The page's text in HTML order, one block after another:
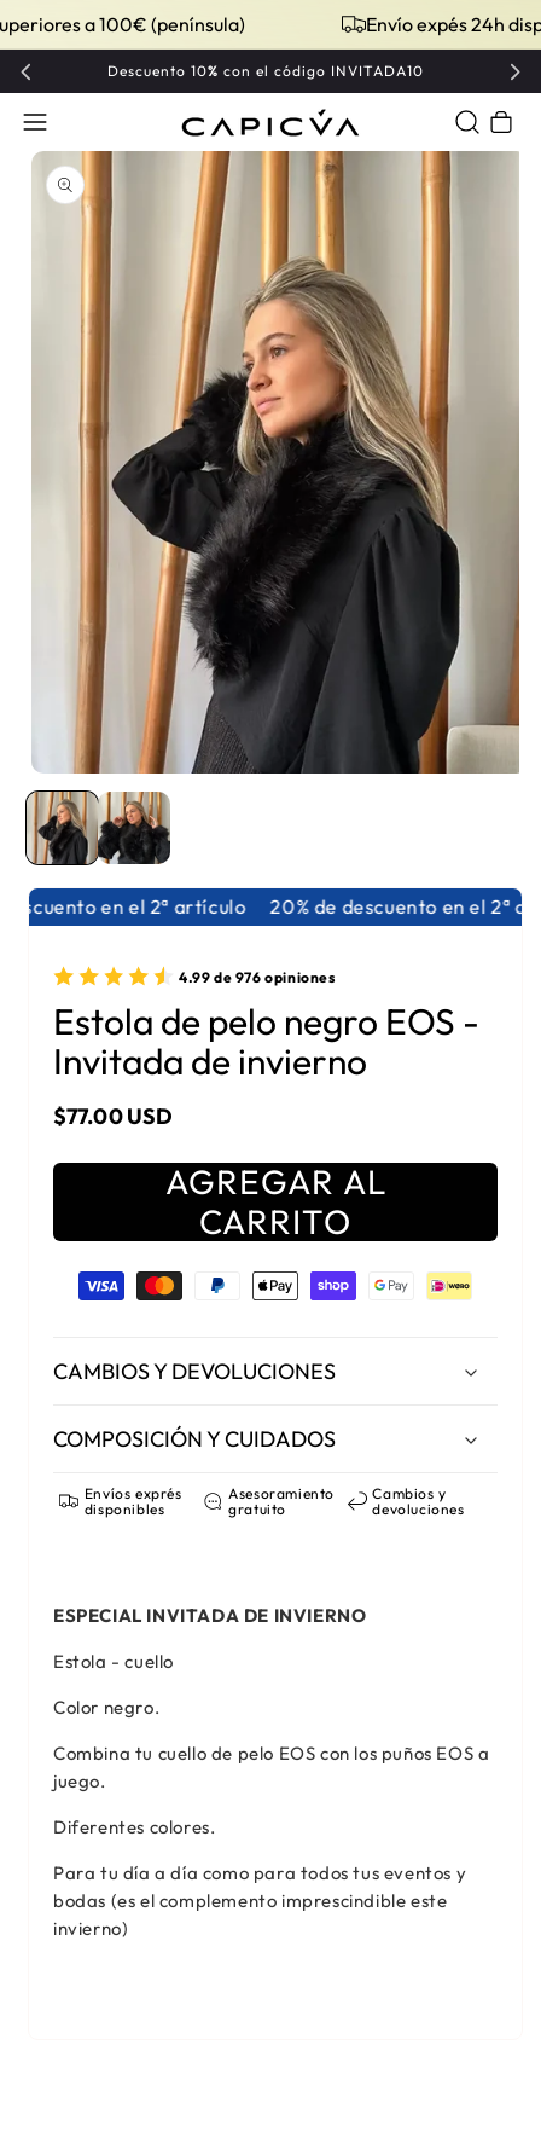
a 100€ (península) Envío expés 24h
Descuento 10% con el código INVITADA10
Carrito
en el 2ª artículo 20% de descuento en el 2ª
4.99 de 976 opiniones
Estola de pelo negro EOS -
Invitada de invierno
Precio habitual
$77.00 USD
AGREGAR AL
CARRITO
Formas de pago
CAMBIOS Y DEVOLUCIONES
COMPOSICIÓN Y CUIDADOS
Envíos exprés
disponibles
Asesoramiento
gratuito
Cambios y
devoluciones
ESPECIAL INVITADA DE INVIERNO
Estola - cuello
Color negro.
Combina tu cuello de pelo EOS con los puños EOS a
juego.
Diferentes colores.
Para tu día a día como para todos tus eventos y
bodas (es el complemento imprescindible este
invierno)